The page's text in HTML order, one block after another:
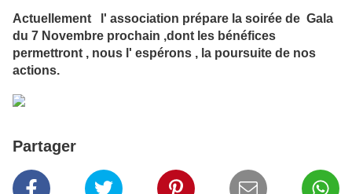
Actuellement l' association prépare la soirée de Gala
du 7 Novembre prochain ,dont les bénéfices
permettront , nous l' espérons , la poursuite de nos
actions.
Partager